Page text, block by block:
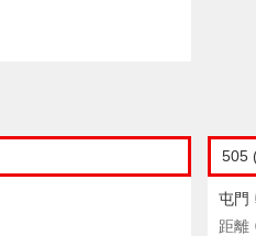
505
屯門
距離